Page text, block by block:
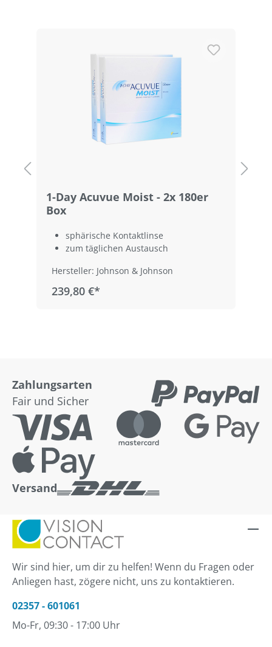
1-Day Acuvue Moist - 2x 180er
Box
sphärische Kontaktlinse
zum täglichen Austausch
Hersteller: Johnson & Johnson
239,80 €*
Zahlungsarten
Fair und Sicher
Versand
Wir sind hier, um dir zu helfen! Wenn du Fragen oder
Anliegen hast, zögere nicht, uns zu kontaktieren.
02357 - 601061
Mo-Fr, 09:30 - 17:00 Uhr